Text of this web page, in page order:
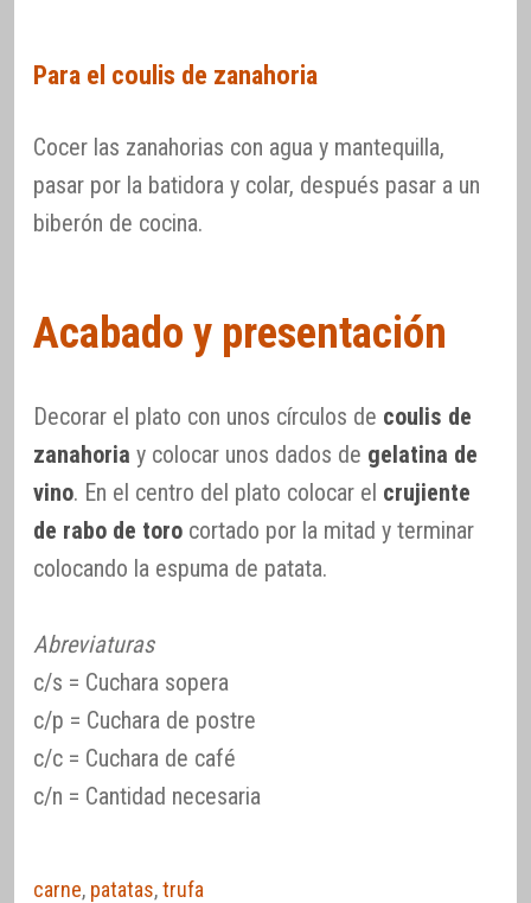
Para el coulis de zanahoria
Cocer las zanahorias con agua y mantequilla,
pasar por la batidora y colar, después pasar a un
biberón de cocina.
Acabado y presentación
Decorar el plato con unos círculos de coulis de
zanahoria y colocar unos dados de gelatina de
vino. En el centro del plato colocar el crujiente
de rabo de toro cortado por la mitad y terminar
colocando la espuma de patata.
Abreviaturas
c/s = Cuchara sopera
c/p = Cuchara de postre
c/c = Cuchara de café
c/n = Cantidad necesaria
carne, patatas,trufa